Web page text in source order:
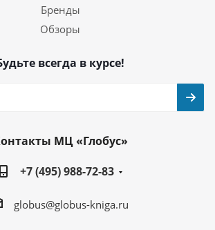
Бренды
Обзоры
всегда в курсе!
МЦ «Глобус»
+7 (495) 988-72-83
globus@globus-kniga.ru